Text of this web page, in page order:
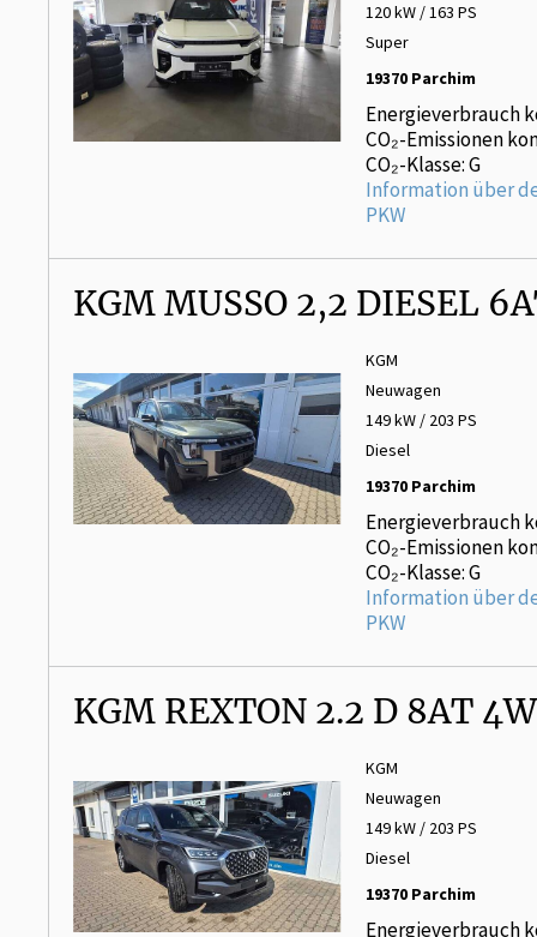
120 kW / 163 PS
Super
19370 Parchim
Energieverbrauch
CO₂-Emissionen
CO₂-Klasse: G
Information über
PKW
KGM MUSSO 2,2 DIESEL
KGM
Neuwagen
149 kW / 203 PS
Diesel
19370 Parchim
Energieverbrauch
CO₂-Emissionen
CO₂-Klasse: G
Information über
PKW
KGM REXTON 2.2 D 8AT
KGM
Neuwagen
149 kW / 203 PS
Diesel
19370 Parchim
Energieverbrauch